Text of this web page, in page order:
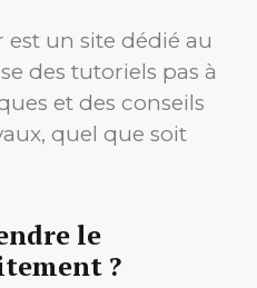
un site dédié au
des tutoriels pas à
et des conseils
quel que soit
le
?